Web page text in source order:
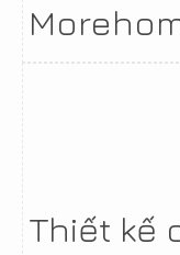
Thiết kế